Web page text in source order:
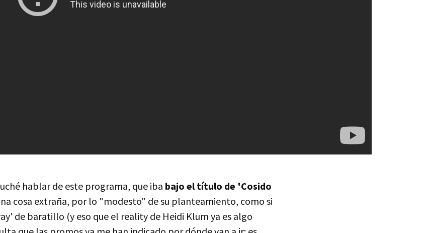
hablar de este programa, que iba bajo el título de 'Cosido
cosa extraña, por lo "modesto" de su planteamiento, como si
de baratillo (y eso que el reality de Heidi Klum ya es algo